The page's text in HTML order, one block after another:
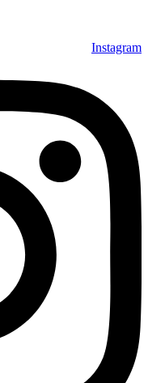
Instagram